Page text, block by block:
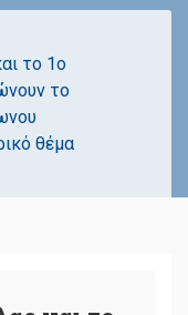
το 1ο
το
θέμα